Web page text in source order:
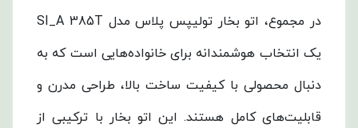
در مجموع، اتو بخار تولیپس پلاس مدل SI_A 385T
یک انتخاب هوشمندانه برای خانواده‌هایی است که به
دنبال محصولی با کیفیت ساخت بالا، طراحی مدرن و
قابلیت‌های کامل هستند. این اتو بخار با ترکیبی از